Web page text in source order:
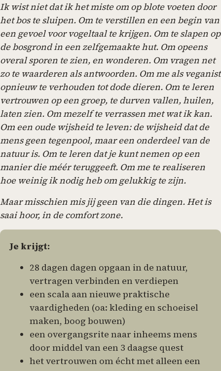
Ik wist niet dat ik het miste om op blote voeten door
het bos te sluipen. Om te verstillen en een begin van
een gevoel voor vogeltaal te krijgen. Om te slapen op
de bosgrond in een zelfgemaakte hut. Om opeens
overal sporen te zien, en wonderen. Om vragen net
zo te waarderen als antwoorden. Om me als veganist
opnieuw te verhouden tot dode dieren. Om te leren
vertrouwen op een groep, te durven vallen, huilen,
laten zien. Om mezelf te verrassen met wat ik kan.
Om een oude wijsheid te leven: de wijsheid dat de
mens geen tegenpool, maar een onderdeel van de
natuur is. Om te leren dat je kunt nemen op een
manier die méér teruggeeft. Om me te realiseren
hoe weinig ik nodig heb om gelukkig te zijn.
Maar misschien mis jij geen van die dingen. Het is
saai hoor, in de comfort zone.
Je krijgt:
28 dagen dagen opgaan in de natuur,
vertragen verbinden en verdiepen
een scala aan nieuwe praktische
vaardigheden (oa: kleding en schoeisel
maken, boog bouwen)
een overgangsrite naar inheems mens
door middel van een 3 daagse quest
het vertrouwen om écht met alleen een